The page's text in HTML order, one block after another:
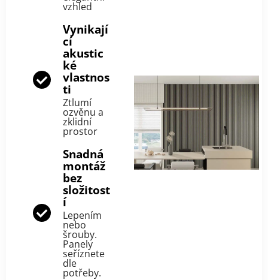
vzhled
Vynikají
cí
akustic
ké
vlastnos
ti
Ztlumí
ozvěnu a
zklidní
prostor
Snadná
montáž
bez
složitost
í
Lepením
nebo
šrouby.
Panely
seříznete
dle
potřeby.